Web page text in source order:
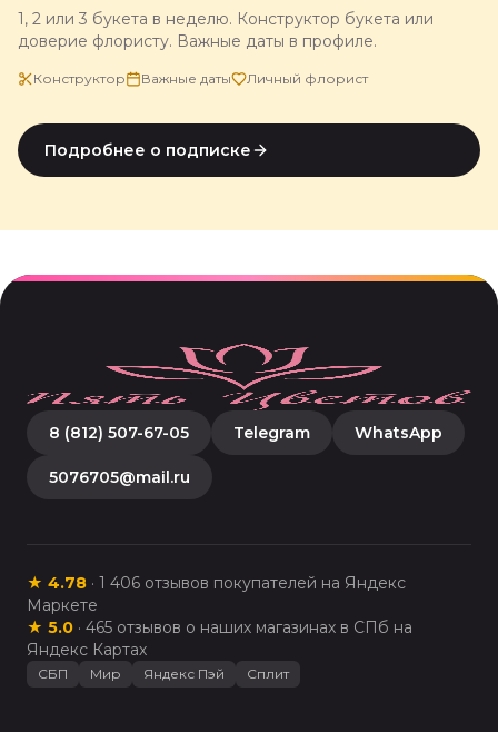
1, 2 или 3 букета в неделю. Конструктор букета или
доверие флористу. Важные даты в профиле.
Конструктор Важные даты Личный флорист
Подробнее о подписке
8 (812) 507-67-05 Telegram WhatsApp
5076705@mail.ru
★ 4.78 · 1 406 отзывов покупателей на Яндекс
Маркете
★ 5.0 · 465 отзывов о наших магазинах в СПб на
Яндекс Картах
СБП Мир Яндекс Пэй Сплит